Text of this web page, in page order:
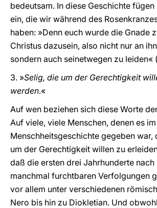
bedeutsam. In diese Geschichte
ein, die wir während des
haben: »Denn euch wurde die Gnade
Christus dazusein, also nicht nur an
sondern auch seinetwegen zu leiden« (
3. »Selig, die um der Gerechtigkeit
werden.«
Auf wen beziehen sich diese Worte
Auf viele, viele Menschen, denen es
Menschheitsgeschichte gegeben war,
um der Gerechtigkeit willen zu
daß die ersten drei Jahrhunderte
manchmal furchtbaren Verfolgungen
vor allem unter verschiedenen
Nero bis hin zu Diokletian. Und